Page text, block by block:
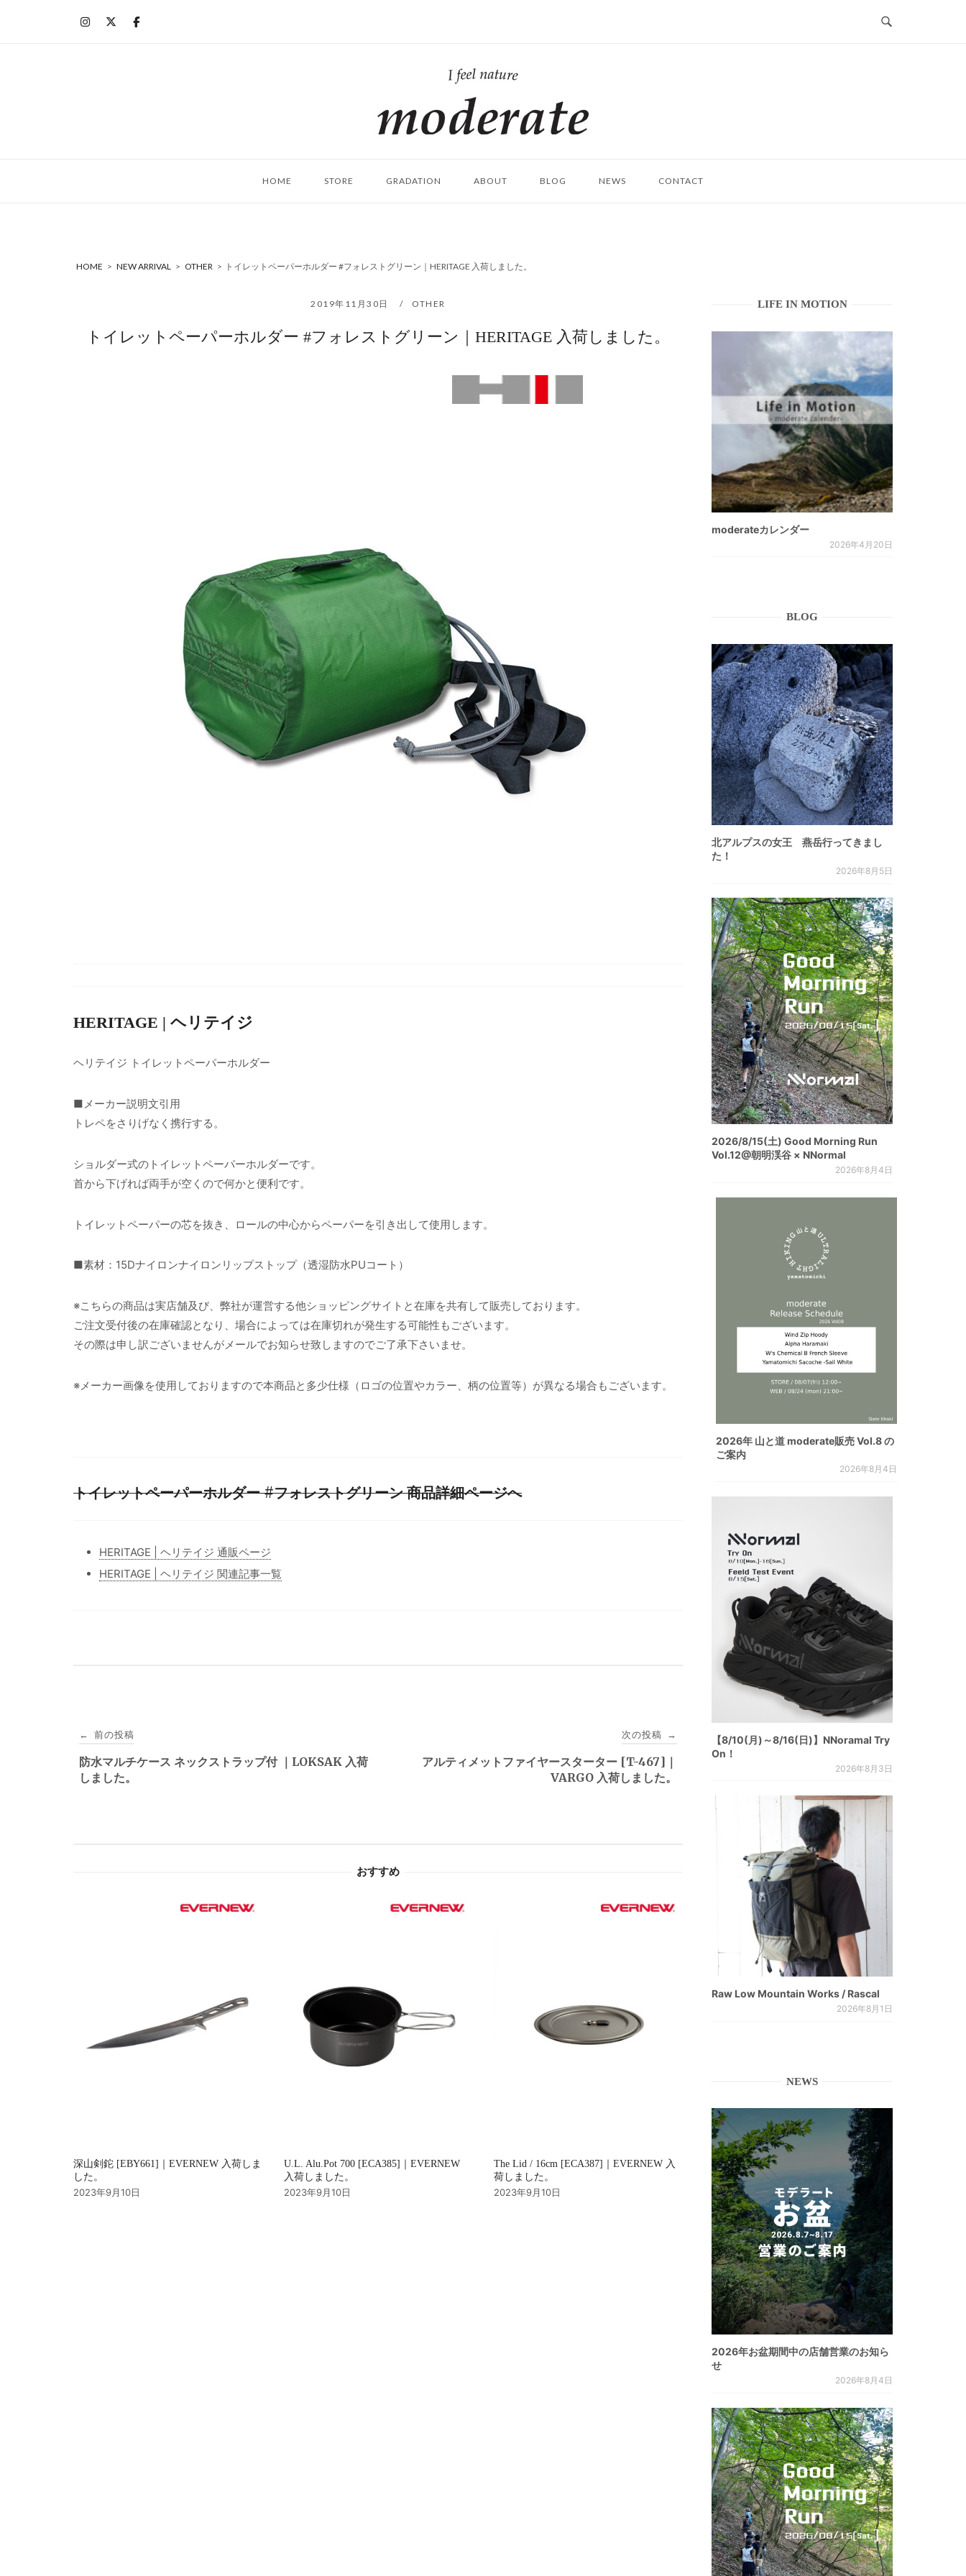
ム
HOME STORE GRADATION ABOUT BLOG NEWS CONTACT
HOME > NEW ARRIVAL > OTHER > トイレットペーパーホルダー #フォレストグリーン｜HERITAGE 入荷しました。
2019年11月30日 OTHER
トイレットペーパーホルダー #フォレストグリーン｜HERITAGE 入荷しました。
HERITAGE | ヘリテイジ
ヘリテイジ トイレットペーパーホルダー
■メーカー説明文引用
トレペをさりげなく携行する。
ショルダー式のトイレットペーパーホルダーです。
首から下げれば両手が空くので何かと便利です。
トイレットペーパーの芯を抜き、ロールの中心からペーパーを引き出して使用します。
■素材：15Dナイロンナイロンリップストップ（透湿防水PUコート）
※こちらの商品は実店舗及び、弊社が運営する他ショッピングサイトと在庫を共有して販売しております。
ご注文受付後の在庫確認となり、場合によっては在庫切れが発生する可能性もございます。
その際は申し訳ございませんがメールでお知らせ致しますのでご了承下さいませ。
※メーカー画像を使用しておりますので本商品と多少仕様（ロゴの位置やカラー、柄の位置等）が異なる場合もございます。
トイレットペーパーホルダー #フォレストグリーン 商品詳細ページへ
HERITAGE | ヘリテイジ 通販ページ
HERITAGE | ヘリテイジ 関連記事一覧
稿
ナ
← 前の投稿
防水マルチケース ネックストラップ付 ｜LOKSAK 入荷
しました。
次の投稿 →
アルティメットファイヤースターター [T-467]｜
VARGO 入荷しました。
おすすめ
深山剣鉈 [EBY661]｜EVERNEW 入荷しま
した。
2023年9月10日
U.L. Alu.Pot 700 [ECA385]｜EVERNEW
入荷しました。
2023年9月10日
The Lid / 16cm [ECA387]｜EVERNEW 入
荷しました。
2023年9月10日
LIFE IN MOTION
moderateカレンダー
2026年4月20日
BLOG
北アルプスの女王 燕岳行ってきまし
た！
2026年8月5日
2026/8/15(土) Good Morning Run
Vol.12@朝明渓谷 × NNormal
2026年8月4日
2026年 山と道 moderate販売 Vol.8 の
ご案内
2026年8月4日
【8/10(月)～8/16(日)】NNoramal Try
On！
2026年8月3日
Raw Low Mountain Works / Rascal
2026年8月1日
NEWS
2026年お盆期間中の店舗営業のお知ら
せ
2026年8月4日